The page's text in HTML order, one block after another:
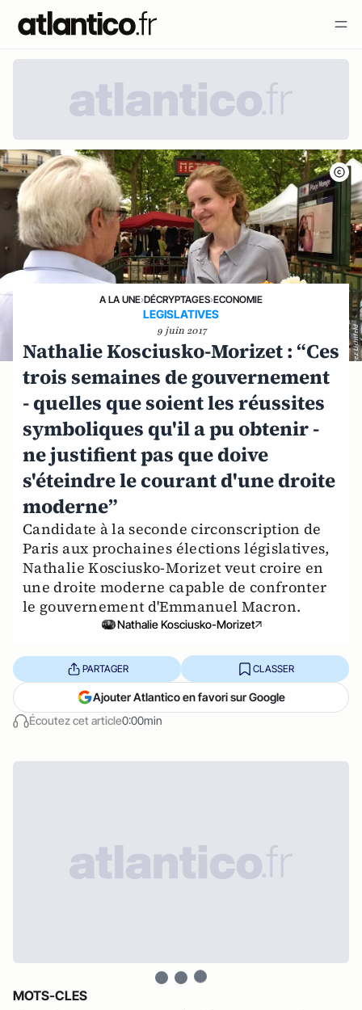
A LA UNE›DÉCRYPTAGES›ECONOMIE
LEGISLATIVES
9 juin 2017
Nathalie Kosciusko-Morizet : “Ces
trois semaines de gouvernement
- quelles que soient les réussites
symboliques qu'il a pu obtenir -
ne justifient pas que doive
s'éteindre le courant d'une droite
moderne”
Candidate à la seconde circonscription de
Paris aux prochaines élections législatives,
Nathalie Kosciusko-Morizet veut croire en
une droite moderne capable de confronter
le gouvernement d'Emmanuel Macron.
Nathalie Kosciusko-Morizet
Écoutez cet article0:00min
PARTAGER CLASSER
Ajouter Atlantico en favori sur Google
MOTS-CLES